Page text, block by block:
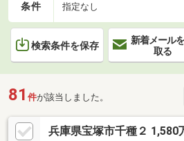
条件 指定なし
検索条件を保存
新着メール
取る
81 件が該当しました。
兵庫県宝塚市千種２ 1,580